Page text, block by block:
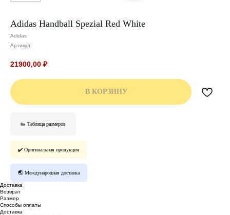
Adidas Handball Spezial Red White
Adidas
Артикул:
21900,00 ₽
В КОРЗИНУ
👟 Таблица размеров
✔️ Оригинальная продукция
🌏 Международная доставка
Доставка
Возврат
Размер
Способы оплаты
Доставка